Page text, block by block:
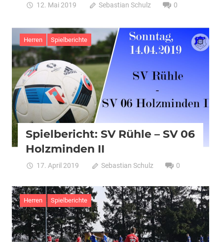
12. Mai 2019 Sebastian Schulz 0
Herren Spielberichte
Spielbericht: SV Rühle – SV 06
Holzminden II
17. April 2019 Sebastian Schulz 0
Herren Spielberichte